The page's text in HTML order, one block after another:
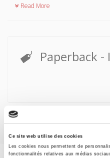
Ce site web utilise des cookies
Les cookies nous permettent de
fonctionnalités relatives aux médias
Read More
Paperback -